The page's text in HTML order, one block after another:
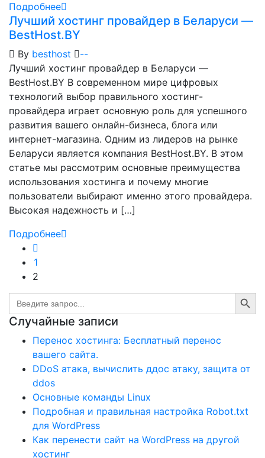
Подробнее
Лучший хостинг провайдер в Беларуси —
BestHost.BY
By besthost --
Лучший хостинг провайдер в Беларуси —
BestHost.BY В современном мире цифровых
технологий выбор правильного хостинг-
провайдера играет основную роль для успешного
развития вашего онлайн-бизнеса, блога или
интернет-магазина. Одним из лидеров на рынке
Беларуси является компания BestHost.BY. В этом
статье мы рассмотрим основные преимущества
использования хостинга и почему многие
пользователи выбирают именно этого провайдера.
Высокая надежность и […]
Подробнее
1
2
Search
for:
Search Button
Случайные записи
Перенос хостинга: Бесплатный перенос
вашего сайта.
DDoS атака, вычислить ддос атаку, защита от
ddos
Основные команды Linux
Подробная и правильная настройка Robot.txt
для WordPress
Как перенести сайт на WordPress на другой
хостинг